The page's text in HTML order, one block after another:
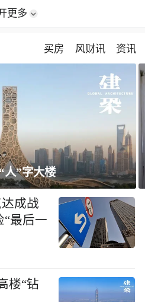
更多
买房 风财讯 资讯
竟然能变身全屋C位 都后悔
成战
“最后一
楼“钻